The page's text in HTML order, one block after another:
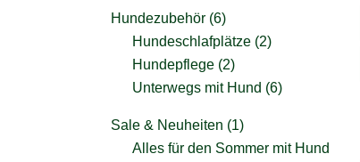
Hundezubehör (6)
Hundeschlafplätze (2)
Hundepflege (2)
Unterwegs mit Hund (6)
Sale & Neuheiten (1)
Alles für den Sommer mit Hund